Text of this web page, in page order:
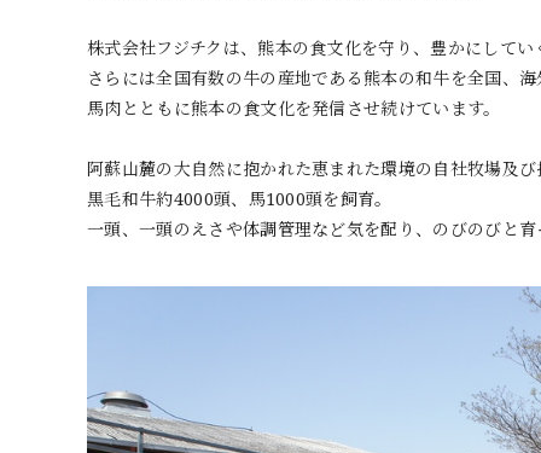
株式会社フジチクは、熊本の食文化を守り、豊かにして
さらには全国有数の牛の産地である熊本の和牛を全国、
馬肉とともに熊本の食文化を発信させ続けています。
阿蘇山麓の大自然に抱かれた恵まれた環境の自社牧場及
黒毛和牛約4000頭、馬1000頭を飼育。
一頭、一頭のえさや体調管理など気を配り、のびのびと